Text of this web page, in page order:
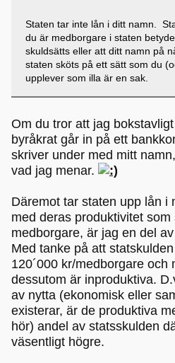
Staten tar inte lån i ditt namn.
du är medborgare i staten
skuldsätts eller att ditt namn på
staten sköts på ett sätt som du
upplever som illa är en sak.
Om du tror att jag
byråkrat går in på ett
skriver under med mitt
vad jag menar.
Däremot tar staten upp lån i
med deras produktivitet
medborgare, är jag en del
Med tanke på att statskulden
120´000 kr/medborgare och
dessutom är inproduktiva.
av nytta (ekonomisk eller
existerar, är de produktiva
hör) andel av statsskulden
väsentligt högre.